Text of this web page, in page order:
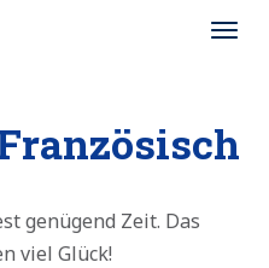
genügend Zeit. Das
viel Glück!